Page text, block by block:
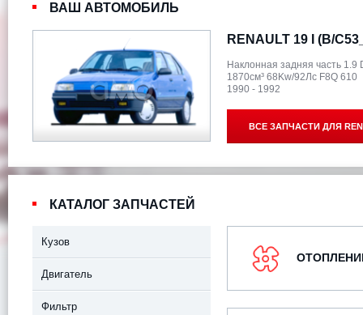
ВАШ АВТОМОБИЛЬ
RENAULT 19 I (B/
Наклонная задняя часть
1870см³ 68Kw/92Лс F8Q 610
1990 - 1992
ВСЕ ЗАПЧАСТИ ДЛЯ
КАТАЛОГ ЗАПЧАСТЕЙ
Кузов
Двигатель
Фильтр